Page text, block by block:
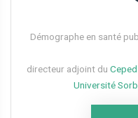
Démographe en santé
directeur adjoint du Ceped
Université